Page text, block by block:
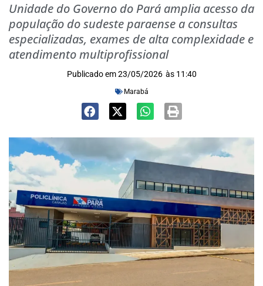
Unidade do Governo do Pará amplia acesso da
população do sudeste paraense a consultas
especializadas, exames de alta complexidade e
atendimento multiprofissional
Publicado em 23/05/2026 às 11:40
Marabá